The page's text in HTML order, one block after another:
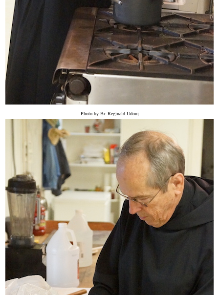
Photo by Br. Reginald Udouj